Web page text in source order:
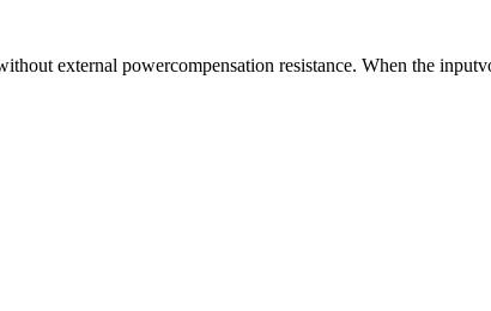
external powercompensation resistance. When the